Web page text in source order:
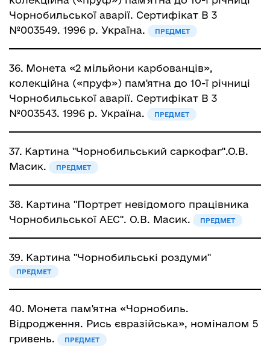
Чорнобильської аварії. Сертифікат В 3
№003549. 1996 р. Україна.
ПРЕДМЕТ
36. Монета «2 мільйони карбованців»,
колекційна («пруф») пам'ятна до 10-ї річниці
Чорнобильської аварії. Сертифікат В 3
№003543. 1996 р. Україна.
ПРЕДМЕТ
37. Картина "Чорнобильський саркофаг".О.В.
Масик.
ПРЕДМЕТ
38. Картина "Портрет невідомого працівника
Чорнобильської АЕС". О.В. Масик.
ПРЕДМЕТ
39. Картина "Чорнобильські роздуми"
ПРЕДМЕТ
40. Монета пам'ятна «Чорнобиль.
Відродження. Рись євразійська», номіналом 5
гривень.
ПРЕДМЕТ